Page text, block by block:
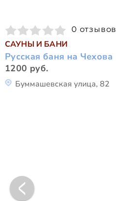
0 отзывов
САУНЫ И БАНИ
Русская баня на Чехова
1200 руб.
Буммашевская улица, 82